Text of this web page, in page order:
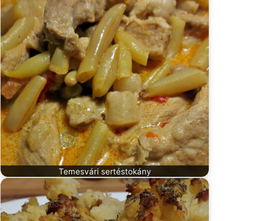
Temesvári sertéstokány